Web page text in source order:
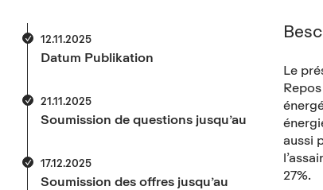
12.11.2025
Datum Publikation
21.11.2025
Soumission de questions jusqu’au
17.12.2025
Soumission des offres jusqu’au
Le
aussi
27%.